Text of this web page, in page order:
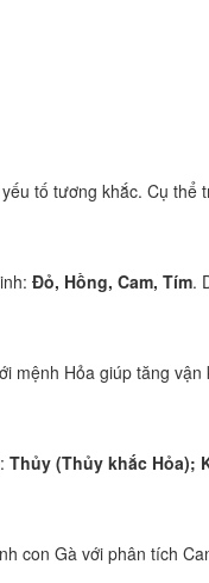
tố tương khắc. Cụ thể
Đỏ, Hồng, Cam, Tím.
mệnh Hỏa giúp tăng vận
Thủy (Thủy khắc Hỏa);
con Gà với phân tích